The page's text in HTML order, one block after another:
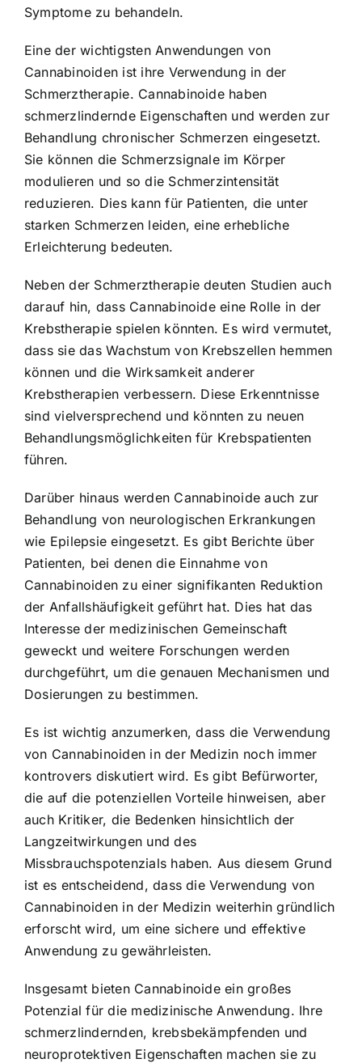
Symptome zu behandeln.
Eine der wichtigsten Anwendungen von
Cannabinoiden ist ihre Verwendung in der
Schmerztherapie. Cannabinoide haben
schmerzlindernde Eigenschaften und werden zur
Behandlung chronischer Schmerzen eingesetzt.
Sie können die Schmerzsignale im Körper
modulieren und so die Schmerzintensität
reduzieren. Dies kann für Patienten, die unter
starken Schmerzen leiden, eine erhebliche
Erleichterung bedeuten.
Neben der Schmerztherapie deuten Studien auch
darauf hin, dass Cannabinoide eine Rolle in der
Krebstherapie spielen könnten. Es wird vermutet,
dass sie das Wachstum von Krebszellen hemmen
können und die Wirksamkeit anderer
Krebstherapien verbessern. Diese Erkenntnisse
sind vielversprechend und könnten zu neuen
Behandlungsmöglichkeiten für Krebspatienten
führen.
Darüber hinaus werden Cannabinoide auch zur
Behandlung von neurologischen Erkrankungen
wie Epilepsie eingesetzt. Es gibt Berichte über
Patienten, bei denen die Einnahme von
Cannabinoiden zu einer signifikanten Reduktion
der Anfallshäufigkeit geführt hat. Dies hat das
Interesse der medizinischen Gemeinschaft
geweckt und weitere Forschungen werden
durchgeführt, um die genauen Mechanismen und
Dosierungen zu bestimmen.
Es ist wichtig anzumerken, dass die Verwendung
von Cannabinoiden in der Medizin noch immer
kontrovers diskutiert wird. Es gibt Befürworter,
die auf die potenziellen Vorteile hinweisen, aber
auch Kritiker, die Bedenken hinsichtlich der
Langzeitwirkungen und des
Missbrauchspotenzials haben. Aus diesem Grund
ist es entscheidend, dass die Verwendung von
Cannabinoiden in der Medizin weiterhin gründlich
erforscht wird, um eine sichere und effektive
Anwendung zu gewährleisten.
Insgesamt bieten Cannabinoide ein großes
Potenzial für die medizinische Anwendung. Ihre
schmerzlindernden, krebsbekämpfenden und
neuroprotektiven Eigenschaften machen sie zu